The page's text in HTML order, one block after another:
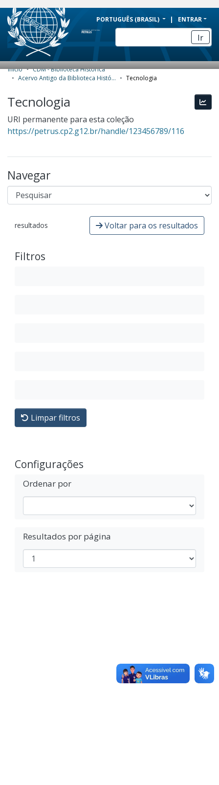
BRAZIL
Simplifique!
Comunica BR
Participe
Acesso à informação
Canais
PORTUGUÊS (BRASIL) ENTRAR
Ir
COMUNIDADES E COLEÇÕES
NAVEGAR
ESTATÍSTICAS
SOBRE
Início
CDM - Biblioteca Histórica
Acervo Antigo da Biblioteca Histórica
Tecnologia
Tecnologia
URI permanente para esta coleção
https://petrus.cp2.g12.br/handle/123456789/116
Navegar
resultados Voltar para os resultados
Filtros
Limpar filtros
Configurações
Ordenar por
Resultados por página